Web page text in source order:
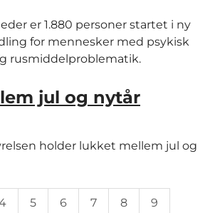
er 1.880 personer startet i ny
for mennesker med psykisk
rusmiddelproblematik.
jul og nytår
holder lukket mellem jul og
5 6 7 8 9